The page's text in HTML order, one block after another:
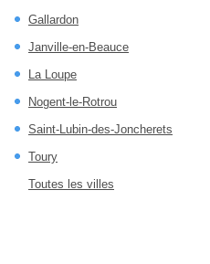
Gallardon
Janville-en-Beauce
La Loupe
Nogent-le-Rotrou
Saint-Lubin-des-Joncherets
Toury
Toutes les villes